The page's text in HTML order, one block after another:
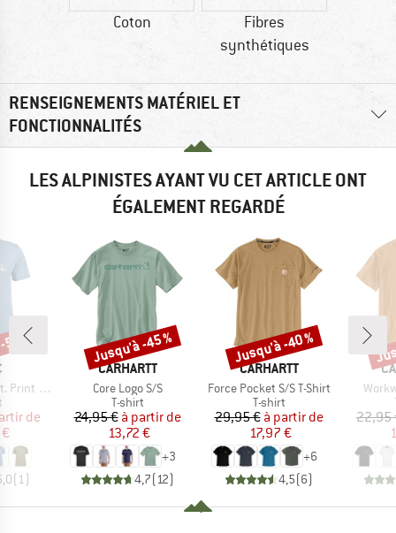
Coton
Fibres
synthétiques
RENSEIGNEMENTS MATÉRIEL ET
FONCTIONNALITÉS
LES ALPINISTES AYANT VU CET ARTICLE ONT
ÉGALEMENT REGARDÉ
Tee
group
réduit
de
( 1)
%
MARQUE
CARHARTT
Article
Core Logo S/S
Product group
T-shirt
Prix
24,95 € Prix réduit
à partir de
13,72 €
+3
4,7( 12)
Remise
Jusqu'à -45 %
MARQUE
CARHARTT
Article
Force Pocket S/S T-Shirt
Product group
T-shirt
Prix
29,95 € Prix réduit
à partir de
17,97 €
+6
4,5(6)
Remise
Jusqu'à -40 %
Article
22,95